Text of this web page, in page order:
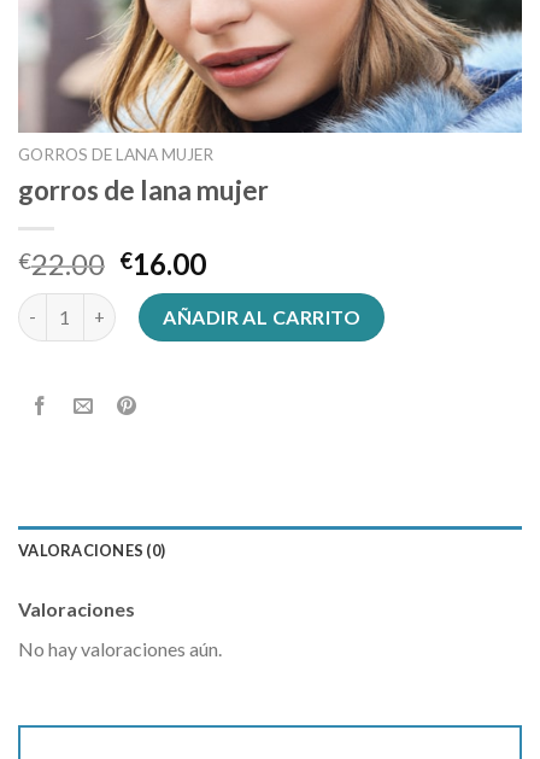
GORROS DE LANA MUJER
gorros de lana mujer
€22.00 €16.00
gorros de lana mujer cantidadAÑADIR AL CARRITO
VALORACIONES (0)
Valoraciones
No hay valoraciones aún.